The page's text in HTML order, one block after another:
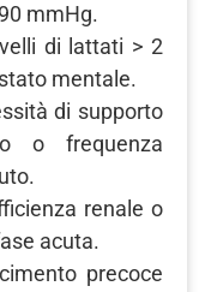
mmHg.
di lattati > 2
mentale.
di supporto
o frequenza
renale o
acuta.
precoce